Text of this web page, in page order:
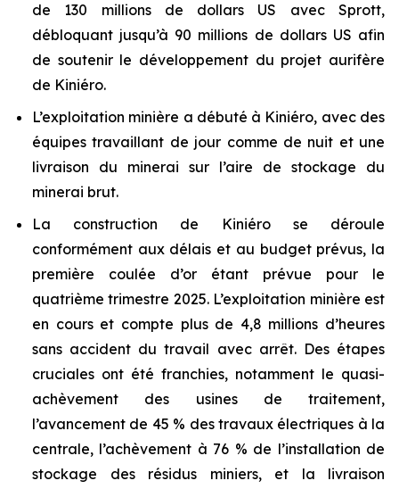
de 130 millions de dollars US avec Sprott,
débloquant jusqu’à 90 millions de dollars US afin
de soutenir le développement du projet aurifère
de Kiniéro.
L’exploitation minière a débuté à Kiniéro, avec des
équipes travaillant de jour comme de nuit et une
livraison du minerai sur l’aire de stockage du
minerai brut.
La construction de Kiniéro se déroule
conformément aux délais et au budget prévus, la
première coulée d’or étant prévue pour le
quatrième trimestre 2025. L’exploitation minière est
en cours et compte plus de 4,8 millions d’heures
sans accident du travail avec arrêt. Des étapes
cruciales ont été franchies, notamment le quasi-
achèvement des usines de traitement,
l’avancement de 45 % des travaux électriques à la
centrale, l’achèvement à 76 % de l’installation de
stockage des résidus miniers, et la livraison